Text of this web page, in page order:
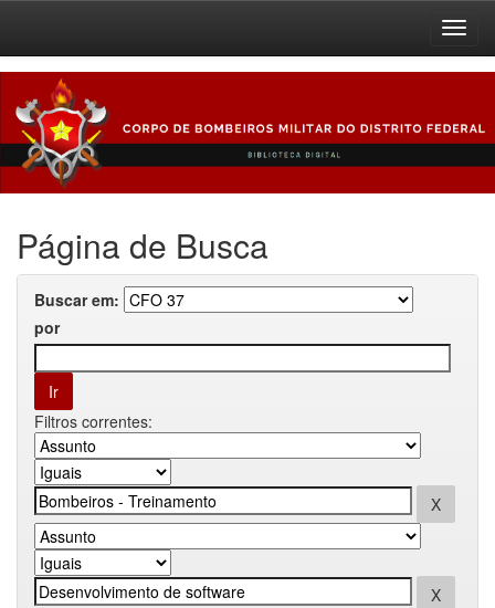
navigation
Página de Busca
Buscar em:
por
Filtros correntes: